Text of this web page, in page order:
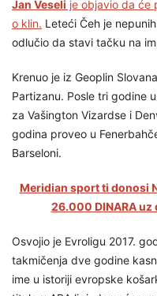
Jan Veseli je objavio da će
o klin. Leteći Čeh je
odlučio da stavi tačku na
Krenuo je iz Geoplin
Partizanu. Posle tri godine
za Vašington Vizardse i
godina proveo u
Barseloni.
Meridian sport ti donosi
26.000 DINARA uz
Osvojio je Evroligu 2017.
takmičenja dve godine
ime u istoriji evropske